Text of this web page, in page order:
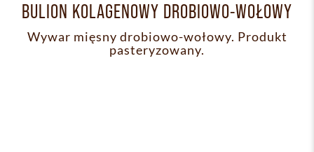
BULION KOLAGENOWY DROBIOWO-WOŁOWY
Wywar mięsny drobiowo-wołowy. Produkt
pasteryzowany.